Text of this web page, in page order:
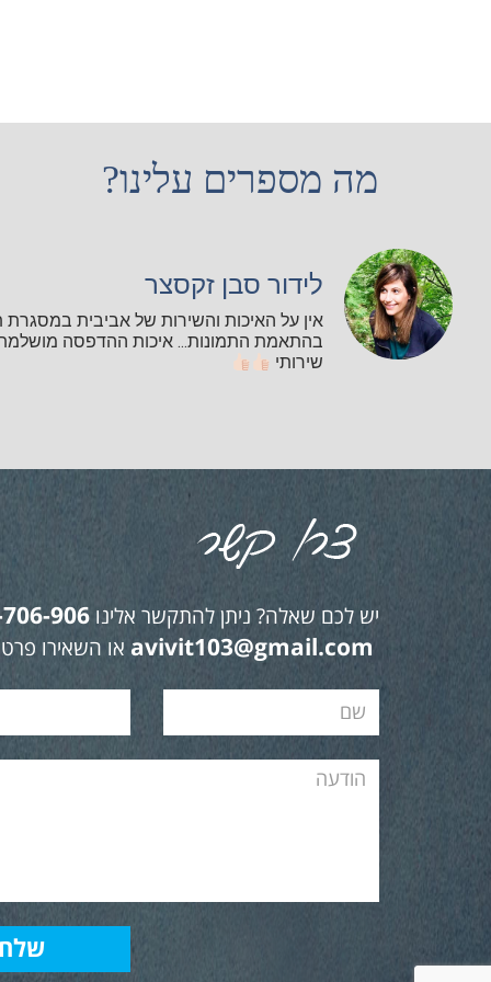
מה מספרים עלינו?
לידור סבן זקסצר
אין על האיכות והשירות של אביבית
בהתאמת התמונות... איכות ההדפסה מושלמת
שירותי
יש לכם שאלה? ניתן להתקשר אלינו 906
avivit103@gmail.com או השאירו